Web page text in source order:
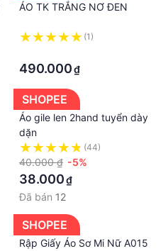
ÁO TK TRẮNG NƠ ĐEN
(1)
490.000₫
SHOPEE
Áo gile len 2hand tuyển dày
dặn
(44)
40.000 ₫ -5%
38.000₫
Đã bán 12
SHOPEE
Rập Giấy Áo Sơ Mi Nữ A015